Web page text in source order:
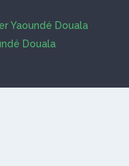
Yaoundé Douala
Douala